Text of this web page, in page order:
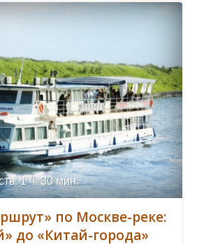
1 ч. 30 мин.
по Москве-реке:
до «Китай-города»